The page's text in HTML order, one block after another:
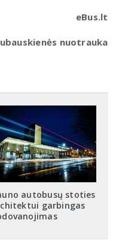
eBus.lt
nuotrauka
autobusų stoties
garbingas